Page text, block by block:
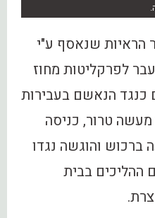
הראיות שנאסף ע"י
לפרקליטות מחוז
כנגד הנאשם בעבירות
טרור, כניסה
ברכוש והוגשה נגדו
ההליכים בבית